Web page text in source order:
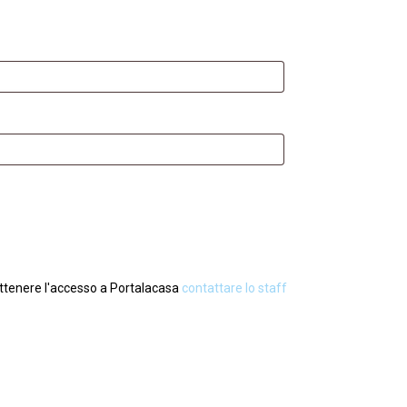
l'accesso a Portalacasa contattare lo staff